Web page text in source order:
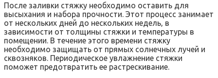
После заливки стяжку необходимо оставить для
высыхания и набора прочности. Этот процесс занимает
от нескольких дней до нескольких недель‚ в
зависимости от толщины стяжки и температуры в
помещении. В течение этого времени стяжку
необходимо защищать от прямых солнечных лучей и
сквозняков. Периодическое увлажнение стяжки
поможет предотвратить ее растрескивание.